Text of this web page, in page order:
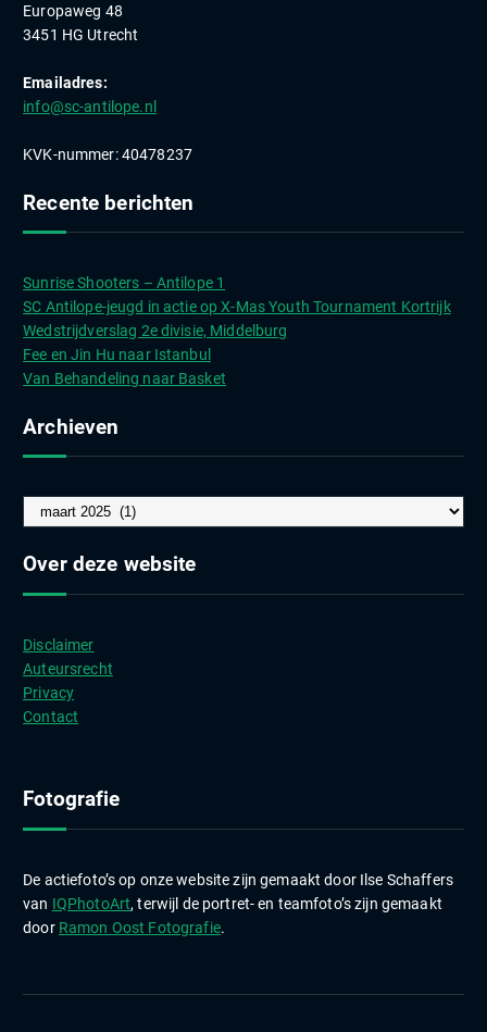
Europaweg 48
3451 HG Utrecht
Emailadres:
info@sc-antilope.nl
KVK-nummer: 40478237
Recente berichten
Sunrise Shooters – Antilope 1
SC Antilope-jeugd in actie op X-Mas Youth Tournament Kortrijk
Wedstrijdverslag 2e divisie, Middelburg
Fee en Jin Hu naar Istanbul
Van Behandeling naar Basket
Archieven
r
c
v
e
n
Over deze website
Disclaimer
Auteursrecht
Privacy
Contact
Fotografie
De actiefoto’s op onze website zijn gemaakt door Ilse Schaffers
van IQPhotoArt, terwijl de portret- en teamfoto’s zijn gemaakt
door Ramon Oost Fotografie.